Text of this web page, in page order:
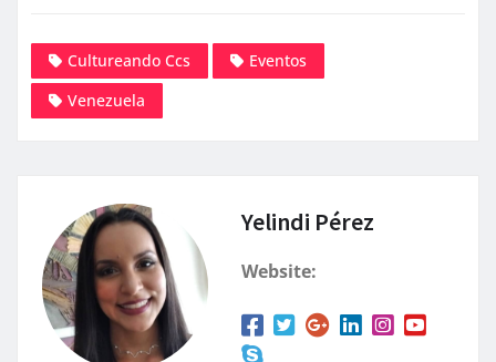
Cultureando Ccs
Eventos
Venezuela
Yelindi Pérez
Website: